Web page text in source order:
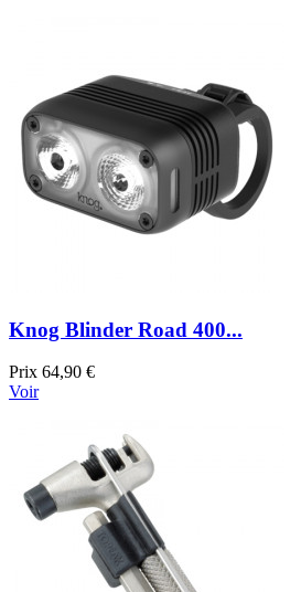
Knog Blinder Road 400...
Prix 64,90 €
Voir